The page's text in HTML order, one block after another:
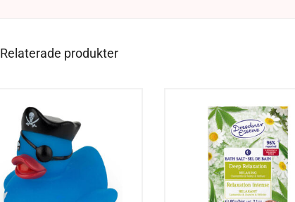
Relaterade produkter